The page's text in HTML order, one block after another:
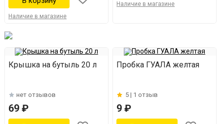
Наличие в магазине
Наличие в магазине
Крышка на бутыль 20 л
нет отзывов
69 ₽
Пробка ГУАЛА желтая
5 | 1 отзыв
9 ₽